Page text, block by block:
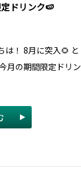
ドリンク🍉
は！ 8月に突入🌻 と
月の期間限定ドリン